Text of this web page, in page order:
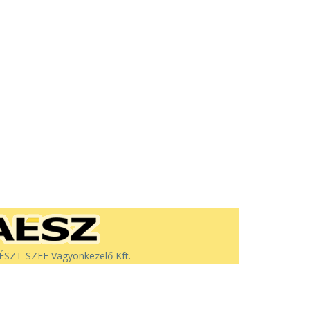
SZEF Vagyonkezelő Kft.